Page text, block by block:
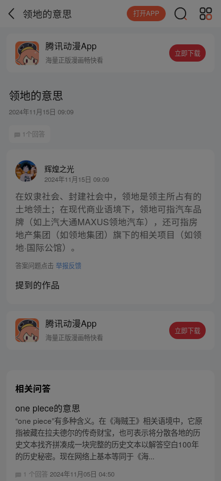
领地的意思 打开APP
腾讯动漫App
海量正版漫画畅快看
立即下载
领地的意思
2024年11月15日 09:09
1个回答
辉煌之光
2024年11月15日 09:09
在奴隶社会、封建社会中，领地是领主所占有的
土地领土；在现代商业语境下，领地可指汽车品
牌（如上汽大通MAXUS领地汽车），还可指房
地产集团（如领地集团）旗下的相关项目（如领
地·国际公馆）。
答案问题点击 举报反馈
提到的作品
腾讯动漫App
海量正版漫画畅快看
立即下载
相关问答
one piece的意思
“one piece”有多种含义。在《海贼王》相关语境中，它原
指被藏在拉夫德尔的传奇财宝，也可表示将分散各地的历
史文本找齐拼凑成一块完整的历史文本以解答空白100年
的历史秘密。现在网络上基本等同于《海...
1 个回答 2024年11月05日 04:50